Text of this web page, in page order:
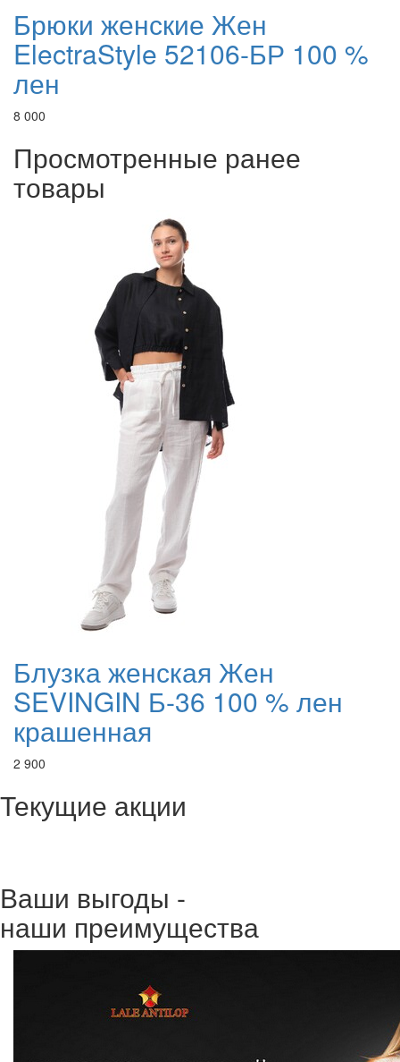
Брюки женские Жен
ElectraStyle 52106-БР 100 %
лен
8 000
Просмотренные ранее
товары
Блузка женская Жен
SEVINGIN Б-36 100 % лен
крашенная
2 900
Текущие акции
Ваши выгоды -
наши преимущества